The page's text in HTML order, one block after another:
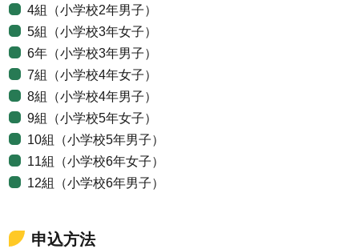
4組（小学校2年男子）
5組（小学校3年女子）
6年（小学校3年男子）
7組（小学校4年女子）
8組（小学校4年男子）
9組（小学校5年女子）
10組（小学校5年男子）
11組（小学校6年女子）
12組（小学校6年男子）
申込方法